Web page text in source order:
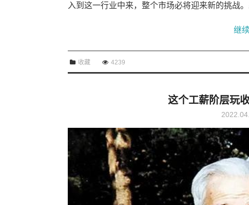
入到这一行业中来，整个市场必将迎来新的挑战
继
收藏 4239
这个工薪阶层玩